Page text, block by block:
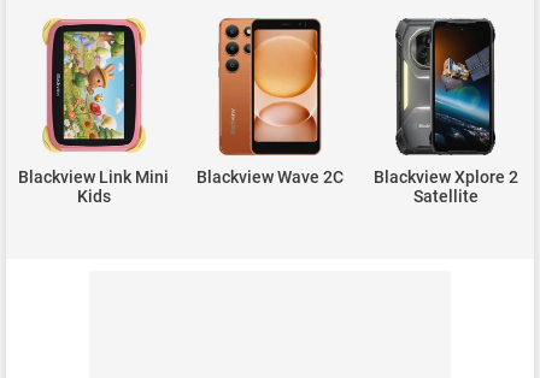
Blackview Link Mini
Kids
Blackview Wave 2C
Blackview Xplore 2
Satellite